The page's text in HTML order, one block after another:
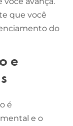
que você
do
e
é
e o